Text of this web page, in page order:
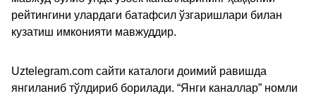
рейтингини улардаги батафсил ўзгаришлари билан
кузатиш имконияти мавжуддир.
Uztelegram.com сайти каталоги доимий равишда
янгиланиб тўлдириб борилади. “Янги каналлар” номли